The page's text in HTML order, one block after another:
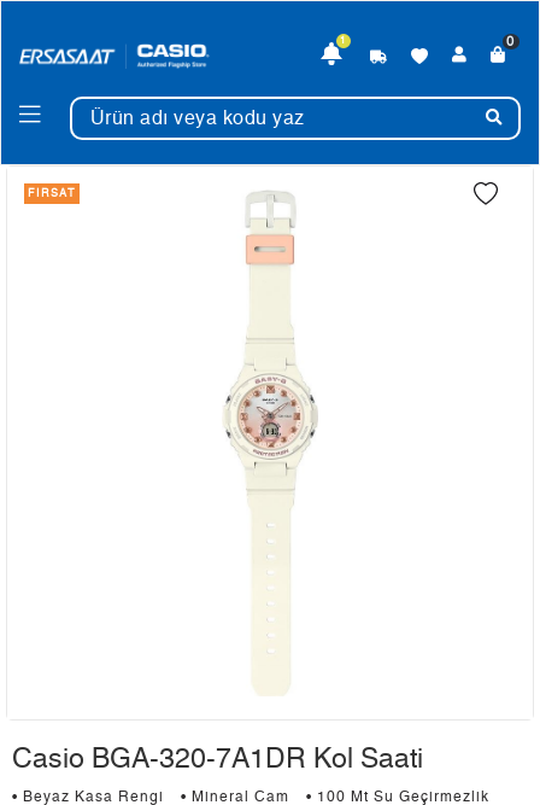
1 0
FIRSAT
Casio BGA-320-7A1DR Kol Saati
• Beyaz Kasa Rengi • Mineral Cam
• 100 Mt Su Geçirmezlik